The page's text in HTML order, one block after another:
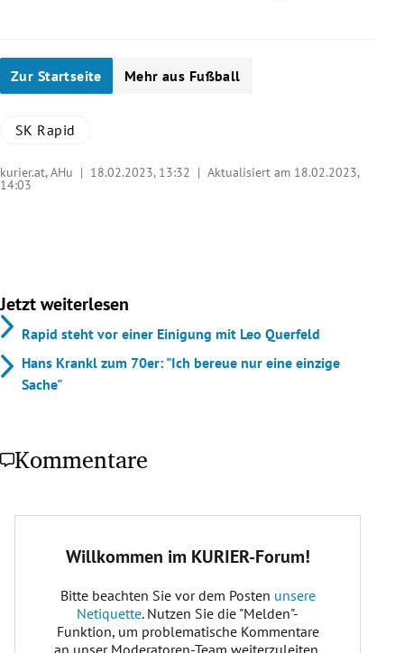
Zur Startseite Mehr aus Fußball
SK Rapid
kurier.at, AHu | 18.02.2023, 13:32 | Aktualisiert am 18.02.2023,
14:03
Jetzt weiterlesen
Rapid steht vor einer Einigung mit Leo Querfeld
Hans Krankl zum 70er: "Ich bereue nur eine einzige
Sache"
Kommentare